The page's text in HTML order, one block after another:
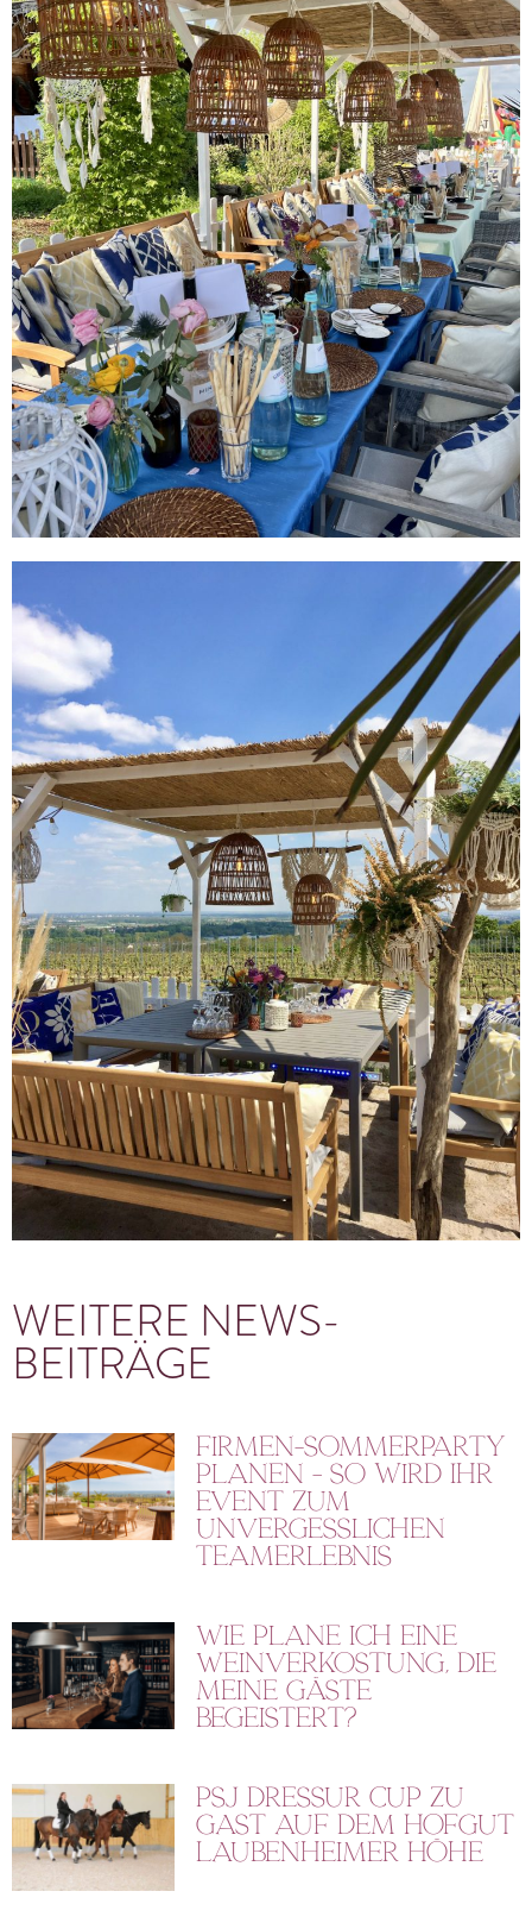
WEITERE NEWS-
BEITRÄGE
Firmen-Sommerparty
planen – So wird Ihr
Event zum
unvergesslichen
Teamerlebnis
Wie plane ich eine
Weinverkostung, die
meine Gäste
begeistert?
PSJ Dressur Cup zu
Gast auf dem Hofgut
Laubenheimer Höhe